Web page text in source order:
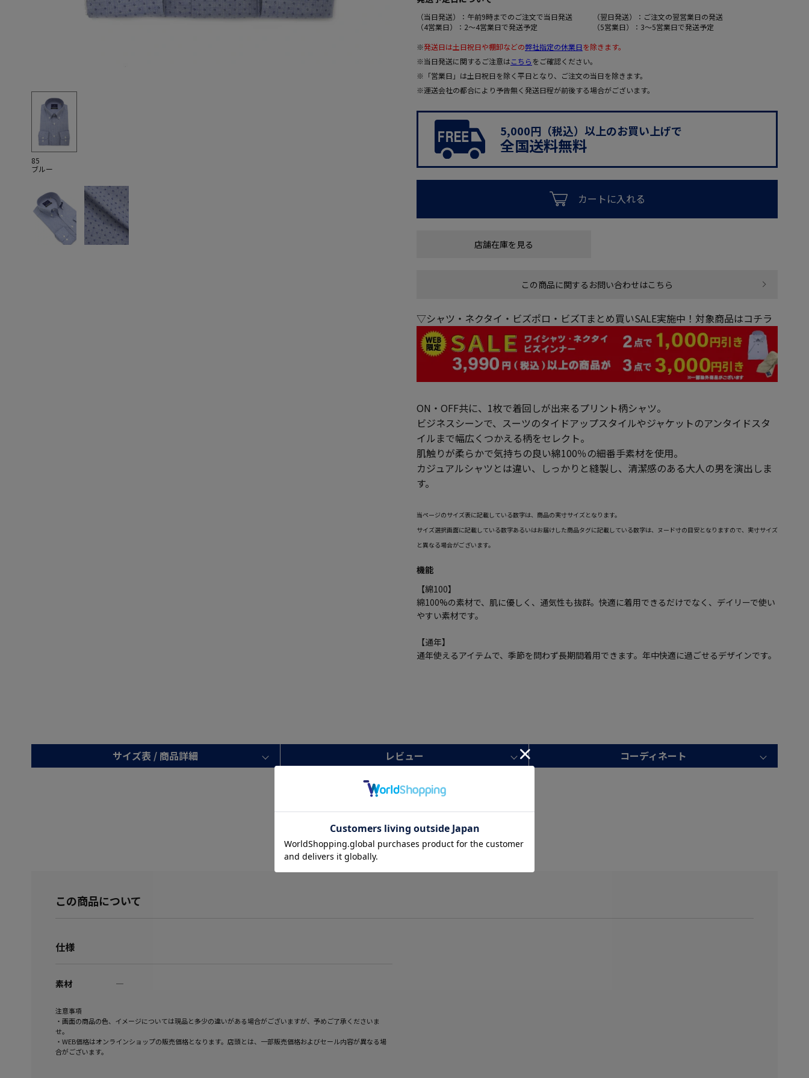
85
ブルー
（当日発送）：午前9時までのご注文で当日発送
（翌日発送）：ご注文の翌営業日の発送
（4営業日）：2～4営業日で発送予定
（5営業日）：3～5営業日で発送予定
※発送日は土日祝日や棚卸などの弊社指定の休業日を除きます。
※当日発送に関するご注意はこちらをご確認ください。
※「営業日」は土日祝日を除く平日となり、ご注文の当日を除きます。
※運送会社の都合により予告無く発送日程が前後する場合がございます。
5,000円（税込）以上のお買い上げで
全国送料無料
カートに入れる
店舗在庫を見る
この商品に関するお問い合わせはこちら
▽シャツ・ネクタイ・ビズポロ・ビズTまとめ買いSALE実施中！対象商品はコチラ
ON・OFF共に、1枚で着回しが出来るプリント柄シャツ。
ビジネスシーンで、スーツのタイドアップスタイルやジャケットのアンタイドスタ
イルまで幅広くつかえる柄をセレクト。
肌触りが柔らかで気持ちの良い綿100％の細番手素材を使用。
カジュアルシャツとは違い、しっかりと縫製し、清潔感のある大人の男を演出しま
す。
当ページのサイズ表に記載している数字は、商品の実寸サイズとなります。
サイズ選択画面に記載している数字あるいはお届けした商品タグに記載している数字は、ヌード寸の目安となりますので、実寸サイズ
と異なる場合がございます。
機能
【綿100】
綿100%の素材で、肌に優しく、通気性も抜群。快適に着用できるだけでなく、デイリーで使い
やすい素材です。
【通年】
通年使えるアイテムで、季節を問わず長期間着用できます。年中快適に過ごせるデザインです。
サイズ表 / 商品詳細 レビュー コーディネート
この商品について
仕様
素材 ―
注意事項
・画面の商品の色、イメージについては現品と多少の違いがある場合がございますが、予めご了承くださいま
せ。
・WEB価格はオンラインショップの販売価格となります。店頭とは、一部販売価格およびセール内容が異なる場
合がございます。